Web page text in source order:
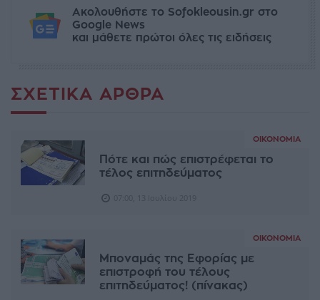
Ακολουθήστε το Sofokleousin.gr στο
Google News
και μάθετε πρώτοι όλες τις ειδήσεις
ΣΧΕΤΙΚΆ ΆΡΘΡΑ
ΟΙΚΟΝΟΜΊΑ
Πότε και πώς επιστρέφεται το
τέλος επιτηδεύματος
ΟΙΚΟΝΟΜΊΑ
Μποναμάς της Εφορίας με
επιστροφή του τέλους
επιτηδεύματος! (πίνακας)